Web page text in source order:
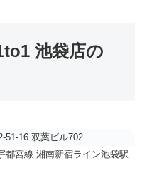
池袋店の
51-16 双葉ビル702
都宮線 湘南新宿ライン池袋駅